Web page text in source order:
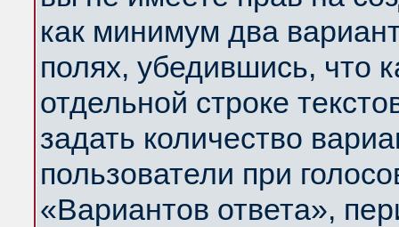
как минимум два
полях, убедившись, что
отдельной строке
задать количество
пользователи при
«Вариантов ответа»,